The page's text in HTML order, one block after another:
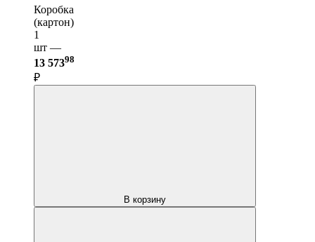
Коробка
(картон)
1
шт —
13 57398
₽
В корзину